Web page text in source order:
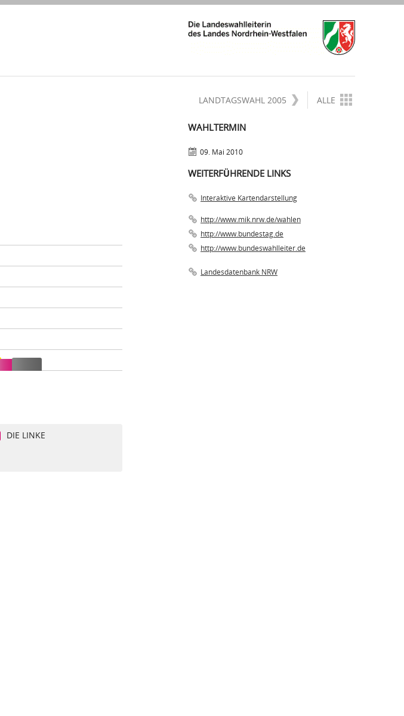
LANDTAGSWAHL 2005 ALLE
DIE LINKE
WAHLTERMIN
09. Mai 2010
WEITERFÜHRENDE LINKS
Interaktive Kartendarstellung
http://www.mik.nrw.de/wahlen
http://www.bundestag.de
http://www.bundeswahlleiter.de
Landesdatenbank NRW